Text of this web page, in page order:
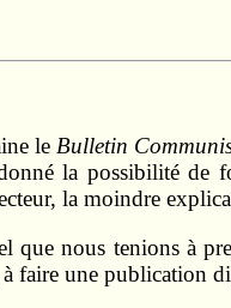
le Bulletin
la possibilité de
la moindre
que nous tenions à
faire une publication